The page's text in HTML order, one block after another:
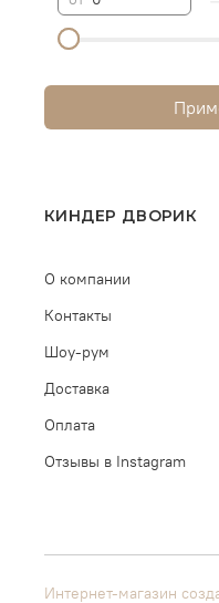
КИНДЕР ДВОРИК
О компании
Контакты
Шоу-рум
Доставка
Оплата
Отзывы в Instagram
Интернет-магазин